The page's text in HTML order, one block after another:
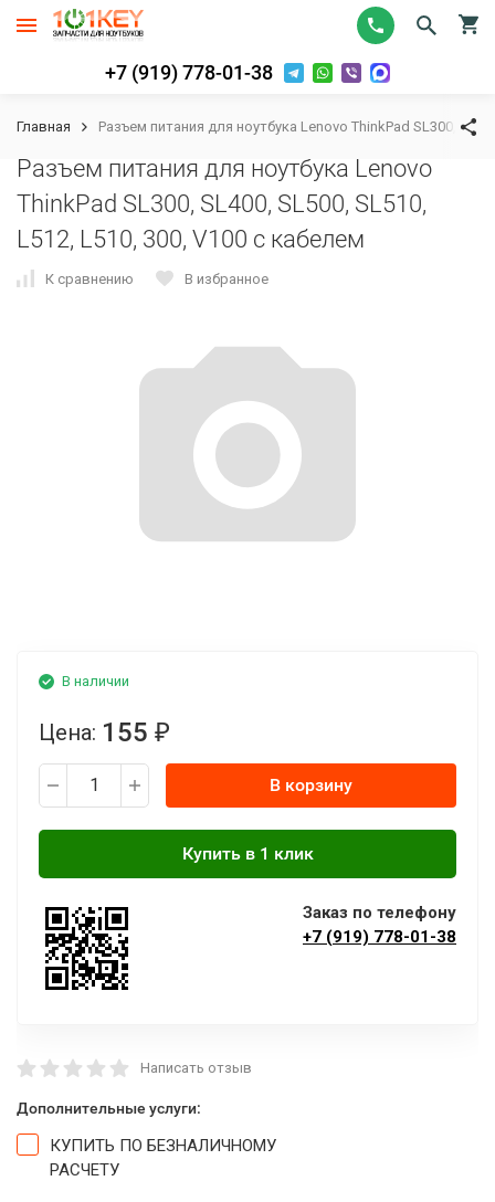
+7 (919) 778-01-38
Главная Разъем питания для ноутбука Lenovo ThinkPad SL300,
Разъем питания для ноутбука Lenovo
ThinkPad SL300, SL400, SL500, SL510,
L512, L510, 300, V100 с кабелем
К сравнению В избранное
В наличии
Цена: 155 ₽
В корзину
Заказ по телефону
+7 (919) 778-01-38
Написать отзыв
Дополнительные услуги:
КУПИТЬ ПО БЕЗНАЛИЧНОМУ
РАСЧЕТУ